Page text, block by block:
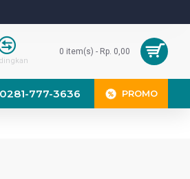
0 item(s) - Rp. 0,00
777-3636 PROMO